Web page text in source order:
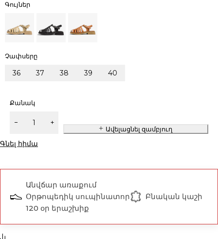
Գույներ
Չափսերը
36 37 38 39 40
Քանակ
Ավելացնել զամբյուղ
Գնել հիմա
Անվճար առաքում
Օրթոպեդիկ սուպինատոր
Բնական կաշի
120 օր երաշխիք